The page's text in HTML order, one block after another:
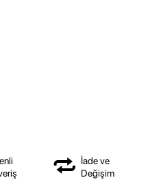
İade ve
Değişim